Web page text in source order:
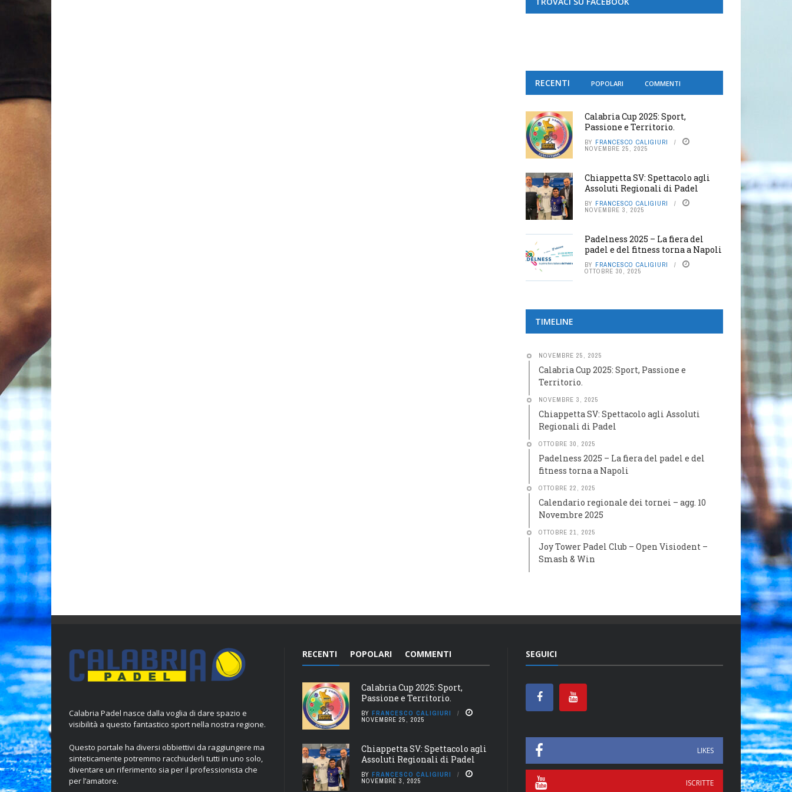
RECENTI POPOLARI COMMENTI
Calabria Cup 2025: Sport,
Passione e Territorio.
BY FRANCESCO CALIGIURI
NOVEMBRE 25, 2025
Chiappetta SV: Spettacolo agli
Assoluti Regionali di Padel
BY FRANCESCO CALIGIURI
NOVEMBRE 3, 2025
Padelness 2025 – La fiera del
padel e del fitness torna a Napoli
BY FRANCESCO CALIGIURI
OTTOBRE 30, 2025
TIMELINE
NOVEMBRE 25, 2025
Calabria Cup 2025: Sport, Passione e
Territorio.
NOVEMBRE 3, 2025
Chiappetta SV: Spettacolo agli Assoluti
Regionali di Padel
OTTOBRE 30, 2025
Padelness 2025 – La fiera del padel e del
fitness torna a Napoli
OTTOBRE 22, 2025
Calendario regionale dei tornei – agg. 10
Novembre 2025
OTTOBRE 21, 2025
Joy Tower Padel Club – Open Visiodent –
Smash & Win
Calabria Padel nasce dalla voglia di dare spazio e
visibilità a questo fantastico sport nella nostra regione.
Questo portale ha diversi obbiettivi da raggiungere ma
sinteticamente potremmo racchiuderli tutti in uno solo,
diventare un riferimento sia per il professionista che
per l’amatore.
RECENTI POPOLARI COMMENTI
Calabria Cup 2025: Sport,
Passione e Territorio.
BY FRANCESCO CALIGIURI
NOVEMBRE 25, 2025
Chiappetta SV: Spettacolo agli
Assoluti Regionali di Padel
BY FRANCESCO CALIGIURI
NOVEMBRE 3, 2025
SEGUICI
LIKES
ISCRITTE